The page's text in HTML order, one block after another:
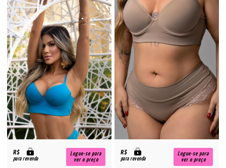
R$
para revenda
Logue-se para
ver o preço
R$
para revenda
Logue-se para
ver o preço